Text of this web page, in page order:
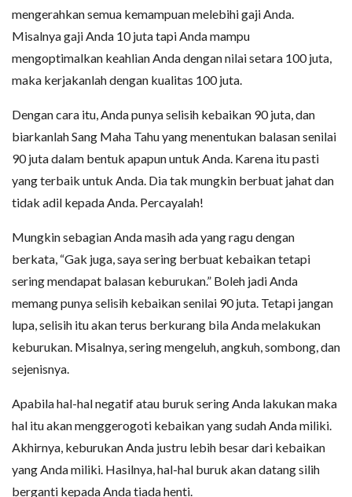
mengerahkan semua kemampuan melebihi gaji Anda.
Misalnya gaji Anda 10 juta tapi Anda mampu
mengoptimalkan keahlian Anda dengan nilai setara 100 juta,
maka kerjakanlah dengan kualitas 100 juta.
Dengan cara itu, Anda punya selisih kebaikan 90 juta, dan
biarkanlah Sang Maha Tahu yang menentukan balasan senilai
90 juta dalam bentuk apapun untuk Anda. Karena itu pasti
yang terbaik untuk Anda. Dia tak mungkin berbuat jahat dan
tidak adil kepada Anda. Percayalah!
Mungkin sebagian Anda masih ada yang ragu dengan
berkata, “Gak juga, saya sering berbuat kebaikan tetapi
sering mendapat balasan keburukan.” Boleh jadi Anda
memang punya selisih kebaikan senilai 90 juta. Tetapi jangan
lupa, selisih itu akan terus berkurang bila Anda melakukan
keburukan. Misalnya, sering mengeluh, angkuh, sombong, dan
sejenisnya.
Apabila hal-hal negatif atau buruk sering Anda lakukan maka
hal itu akan menggerogoti kebaikan yang sudah Anda miliki.
Akhirnya, keburukan Anda justru lebih besar dari kebaikan
yang Anda miliki. Hasilnya, hal-hal buruk akan datang silih
berganti kepada Anda tiada henti.